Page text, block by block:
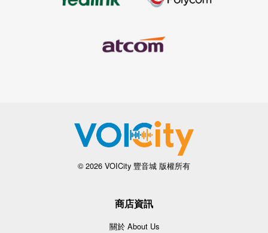
© 2026 VOICity 豐音城 版權所有
商店資訊
關於 About Us